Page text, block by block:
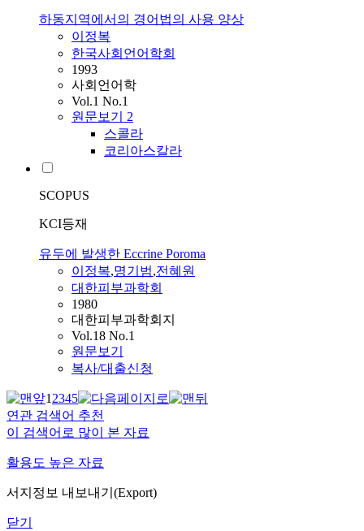
하동지역에서의 경어법의 사용 양상
이정복
한국사회언어학회
1993
사회언어학
Vol.1 No.1
원문보기 2
스콜라
코리아스칼라
SCOPUS
KCI등재
유두에 발생한 Eccrine Poroma
이정복,명기범,전혜원
대한피부과학회
1980
대한피부과학회지
Vol.18 No.1
원문보기
복사/대출신청
12345
연관 검색어 추천
이 검색어로 많이 본 자료
활용도 높은 자료
서지정보 내보내기(Export)
닫기